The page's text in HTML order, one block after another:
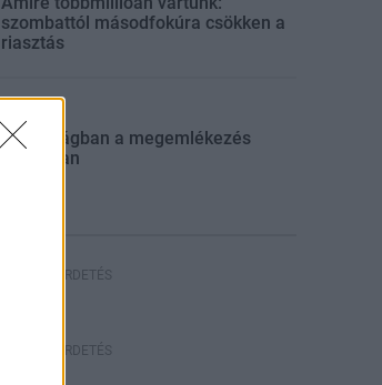
szombattól másodfokúra csökken a
riasztás
Biztonságban a megemlékezés
napjaiban
HIRDETÉS
HIRDETÉS